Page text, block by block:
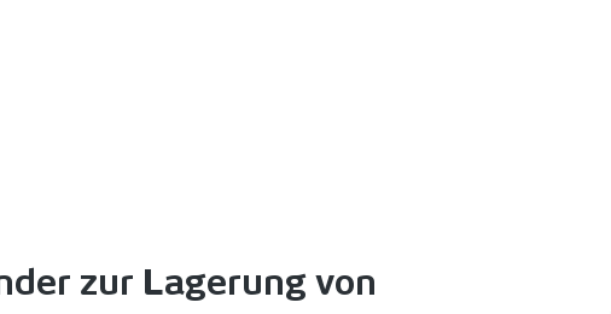
zur Lagerung von